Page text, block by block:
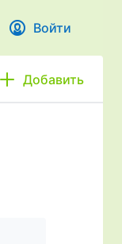
Войти
Добавить